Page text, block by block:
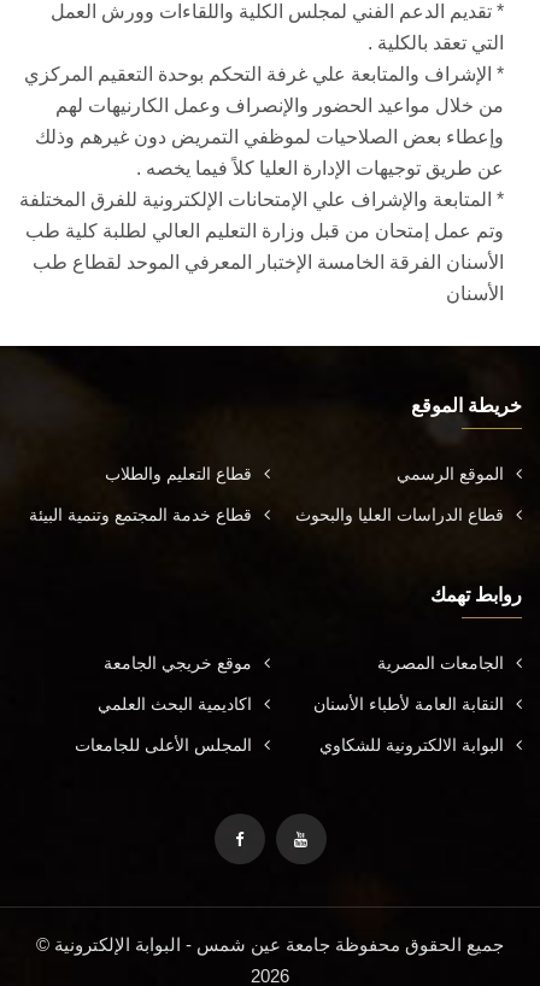
* تقديم الدعم الفني لمجلس الكلية واللقاءات وورش العمل
التي تعقد بالكلية .
* الإشراف والمتابعة علي غرفة التحكم بوحدة التعقيم المركزي
من خلال مواعيد الحضور والإنصراف وعمل الكارنيهات لهم
وإعطاء بعض الصلاحيات لموظفي التمريض دون غيرهم وذلك
عن طريق توجيهات الإدارة العليا كلاً فيما يخصه .
* المتابعة والإشراف علي الإمتحانات الإلكترونية للفرق المختلفة
وتم عمل إمتحان من قبل وزارة التعليم العالي لطلبة كلية طب
الأسنان الفرقة الخامسة الإختبار المعرفي الموحد لقطاع طب
الأسنان
خريطة الموقع
الموقع الرسمي قطاع التعليم والطلاب
قطاع الدراسات العليا والبحوث قطاع خدمة المجتمع وتنمية البيئة
روابط تهمك
الجامعات المصرية موقع خريجي الجامعة
النقابة العامة لأطباء الأسنان اكاديمية البحث العلمي
البوابة الالكترونية للشكاوي المجلس الأعلى للجامعات
جميع الحقوق محفوظة جامعة عين شمس - البوابة الإلكترونية ©
2026